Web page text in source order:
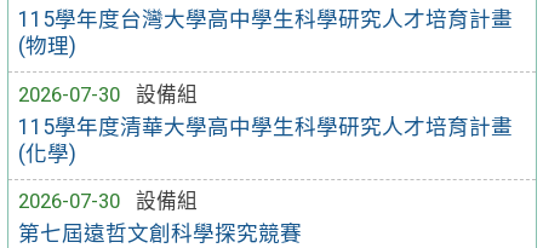
115學年度台灣大學高中學生科學研究人才培育計畫
(物理)
2026-07-30
設備組
115學年度清華大學高中學生科學研究人才培育計畫
(化學)
2026-07-30
設備組
第七屆遠哲文創科學探究競賽